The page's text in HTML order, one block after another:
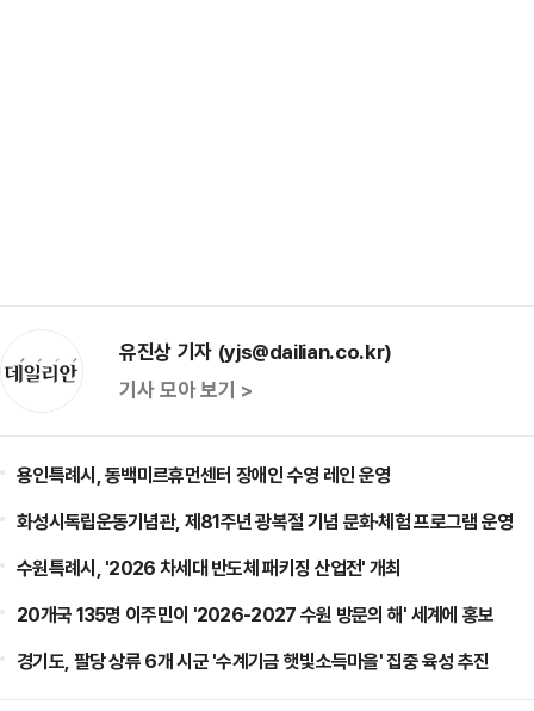
유진상 기자 (yjs@dailian.co.kr)
기사 모아 보기 >
용인특례시, 동백미르휴먼센터 장애인 수영 레인 운영
화성시독립운동기념관, 제81주년 광복절 기념 문화·체험 프로그램 운영
수원특례시, '2026 차세대 반도체 패키징 산업전' 개최
20개국 135명 이주민이 '2026-2027 수원 방문의 해' 세계에 홍보
경기도, 팔당 상류 6개 시군 '수계기금 햇빛소득마을' 집중 육성 추진